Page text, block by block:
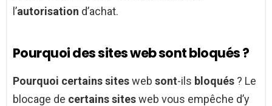
l’autorisation d’achat.
Pourquoi des sites web sont bloqués ?
Pourquoi certains sitesweb sont-ils bloqués ? Le
blocage de certains sitesweb vous empêche d’y